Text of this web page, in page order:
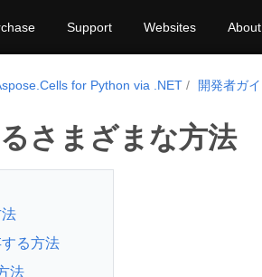
Support Websites About
for Python via .NET 開発者ガ
さまざまな方法
る方法
法